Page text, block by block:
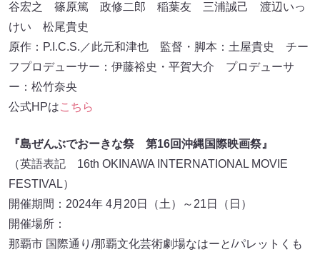
谷宏之 篠原篤 政修二郎 稲葉友 三浦誠己 渡辺いっ
けい 松尾貴史
原作：P.I.C.S.／此元和津也 監督・脚本：土屋貴史 チー
フプロデューサー：伊藤裕史・平賀大介 プロデューサ
ー：松竹奈央
公式HPはこちら
『島ぜんぶでおーきな祭 第16回沖縄国際映画祭』
（英語表記 16th OKINAWA INTERNATIONAL MOVIE
FESTIVAL）
開催期間：2024年 4月20日（土）～21日（日）
開催場所：
那覇市 国際通り/那覇文化芸術劇場なはーと/パレットくも